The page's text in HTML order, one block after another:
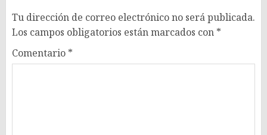
Tu dirección de correo electrónico no será publicada.
Los campos obligatorios están marcados con *
Comentario *